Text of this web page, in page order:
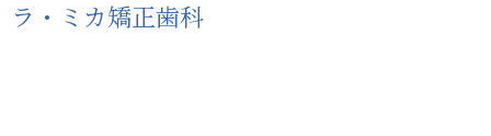
ラ・ミカ矯正歯科